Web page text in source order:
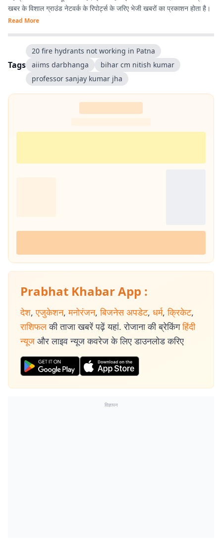
खबर के विशाल ग्राउंड नेटवर्क के रिपोर्ट्स के जरिए भेजी खबरों का प्रकाशन होता है।
Read More
Tags
20 fire hydrants not working in Patna
aiims darbhanga
bihar cm nitish kumar
professor sanjay kumar jha
Prabhat Khabar App :
देश, एजुकेशन, मनोरंजन, बिजनेस अपडेट, धर्म, क्रिकेट,
राशिफल की ताजा खबरें पढ़ें यहां. रोजाना की ब्रेकिंग हिंदी
न्यूज और लाइव न्यूज कवरेज के लिए डाउनलोड करिए
विज्ञापन